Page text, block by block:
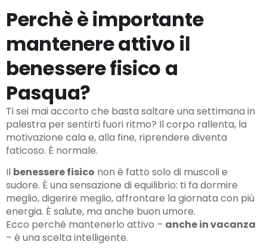
Perchè è importante
mantenere attivo il
benessere fisico a
Pasqua?
Ti sei mai accorto che basta saltare una settimana in
palestra per sentirti fuori ritmo? Il corpo rallenta, la
motivazione cala e, alla fine, riprendere diventa
faticoso. È normale.
Il benessere fisico non è fatto solo di muscoli e
sudore. È una sensazione di equilibrio: ti fa dormire
meglio, digerire meglio, affrontare la giornata con più
energia. È salute, ma anche buon umore.
Ecco perché mantenerlo attivo – anche in vacanza
– è una scelta intelligente.